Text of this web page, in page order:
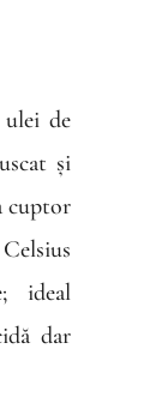
de
și
cuptor
ideal
dar